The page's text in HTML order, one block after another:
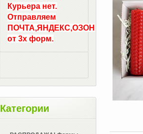
Курьера нет.
Отправляем
ПОЧТА,ЯНДЕКС,ОЗОН
от 3х форм.
Категории